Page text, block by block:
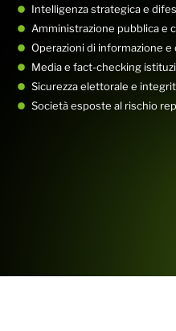
Intelligenza strategica e
Amministrazione pubblica e
Operazioni di informazione
Media e fact-checking
Sicurezza elettorale e
Società esposte al rischio